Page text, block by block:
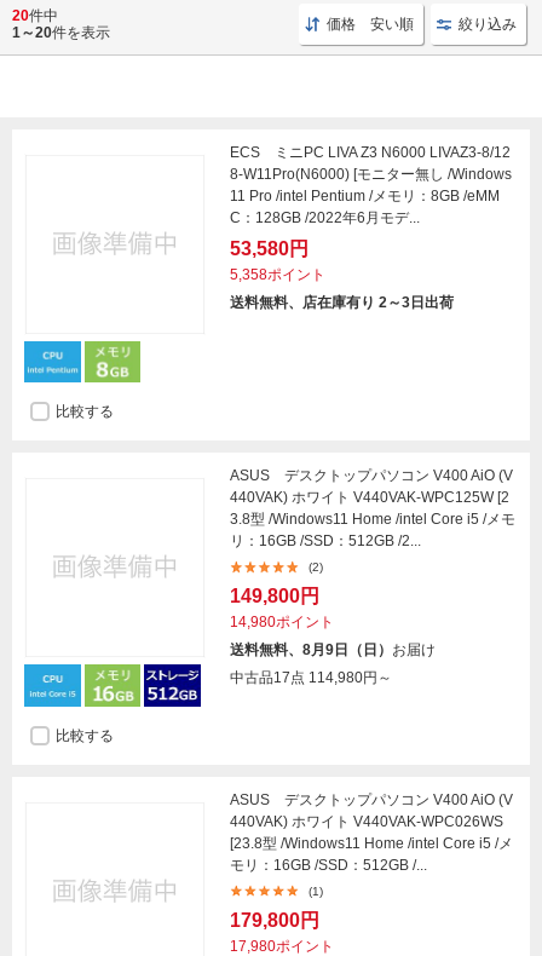
パソコンのお買い得情報はこちら
20件中
1～20件を表示 価格 安い順 絞り込み
ECS ミニPC LIVA Z3 N6000 LIVAZ3-8/12
8-W11Pro(N6000) [モニター無し /Windows
11 Pro /intel Pentium /メモリ：8GB /eMM
C：128GB /2022年6月モデ...
53,580円
5,358ポイント
送料無料、店在庫有り 2～3日出荷
比較する
ASUS デスクトップパソコン V400 AiO (V
440VAK) ホワイト V440VAK-WPC125W [2
3.8型 /Windows11 Home /intel Core i5 /メモ
リ：16GB /SSD：512GB /2...
(2)
149,800円
14,980ポイント
送料無料、8月9日（日） お届け
中古品17点 114,980円～
比較する
ASUS デスクトップパソコン V400 AiO (V
440VAK) ホワイト V440VAK-WPC026WS
[23.8型 /Windows11 Home /intel Core i5 /メ
モリ：16GB /SSD：512GB /...
(1)
179,800円
17,980ポイント